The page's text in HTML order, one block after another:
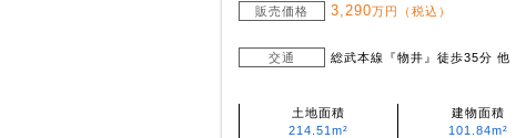
販売価格 3,290万円（税込）
交通 総武本線『物井』徒歩35分 他
土地面積
214.51m²
建物面積
101.84m²